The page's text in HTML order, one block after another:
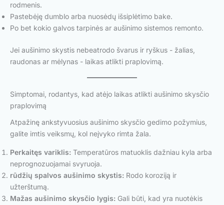
rodmenis.
Pastebėję dumblo arba nuosėdų išsiplėtimo bake.
Po bet kokio galvos tarpinės ar aušinimo sistemos remonto.
Jei aušinimo skystis nebeatrodo švarus ir ryškus - žalias,
raudonas ar mėlynas - laikas atlikti praplovimą.
Simptomai, rodantys, kad atėjo laikas atlikti aušinimo skysčio
praplovimą
Atpažinę ankstyvuosius aušinimo skysčio gedimo požymius,
galite imtis veiksmų, kol neįvyko rimta žala.
Perkaitęs variklis: Temperatūros matuoklis dažniau kyla arba
neprognozuojamai svyruoja.
rūdžių spalvos aušinimo skystis: Rodo koroziją ir
užterštumą.
Mažas aušinimo skysčio lygis: Gali būti, kad yra nuotėkis